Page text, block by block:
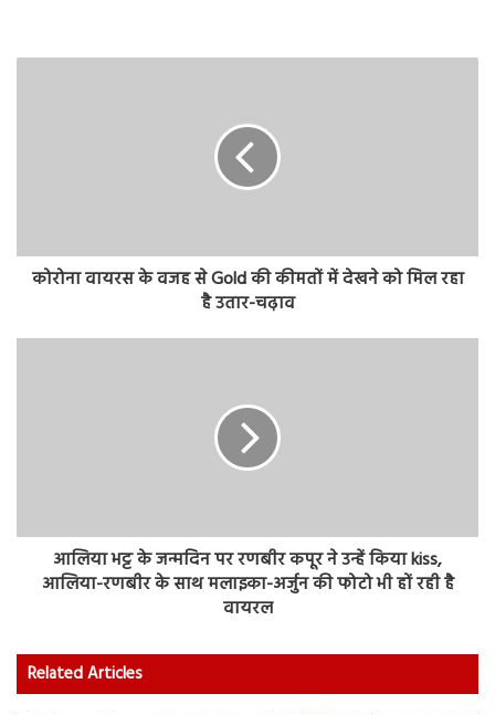
कोरोना वायरस के वजह से Gold की कीमतों में देखने को मिल रहा
है उतार-चढ़ाव
आलिया भट्ट के जन्मदिन पर रणबीर कपूर ने उन्हें किया kiss,
आलिया-रणबीर के साथ मलाइका-अर्जुन की फोटो भी हों रही है
वायरल
Related Articles